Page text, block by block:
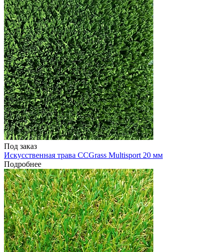
Под заказ
Искусственная трава CCGrass Multisport 20 мм
Подробнее